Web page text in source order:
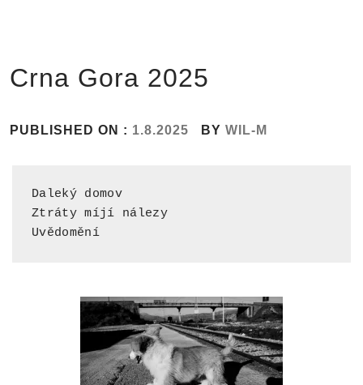
Crna Gora 2025
PUBLISHED ON : 1.8.2025 BY WIL-M
Daleký domov
Ztráty míjí nálezy
Uvědomění